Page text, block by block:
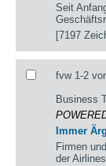
Seit
[7197
fvw 1-2
Business
Immer
Firmen
der Airlines.